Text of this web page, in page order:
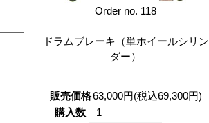
Order no. 118
ドラムブレーキ（単ホイールシリン
ダー）
販売価格63,000円(税込69,300円)
購入数